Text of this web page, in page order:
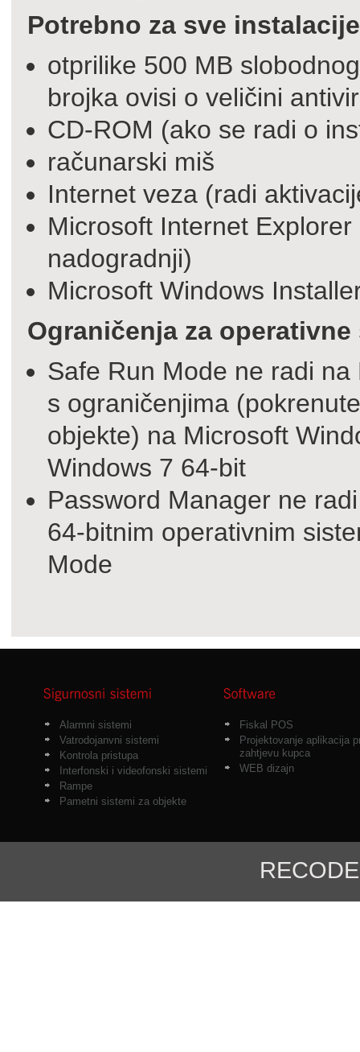
Potrebno za sve instalacije
otprilike 500 MB
brojka ovisi o veličini
CD-ROM (ako se radi o
računarski miš
Internet veza (radi
Microsoft Internet
nadogradnji)
Microsoft Windows
Ograničenja za operativne
Safe Run Mode ne radi
s ograničenjima
objekte) na Microsoft
Windows 7 64-bit
Password Manager ne
64-bitnim operativnim
Mode
Alarmni sistemi
Vatrodojanvni sistemi
Kontrola pristupa
Interfonski i videofonski sistemi
Rampe
Pametni sistemi za objekte
Fiskal POS
Projektovanje aplikacija
zahtjevu kupca
WEB dizajn